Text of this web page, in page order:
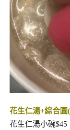
花生仁湯+綜合圓
花生仁湯小碗